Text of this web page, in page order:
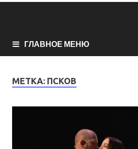
ГЛАВНОЕ МЕНЮ
МЕТКА: ПСКОВ